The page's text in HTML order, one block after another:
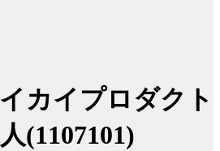
カイプロダクト
(1107101)